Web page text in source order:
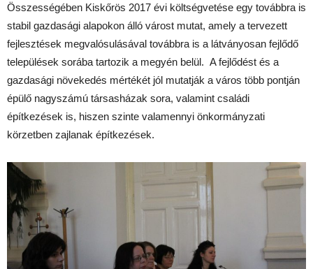
Összességében Kiskőrös 2017 évi költségvetése egy továbbra is
stabil gazdasági alapokon álló várost mutat, amely a tervezett
fejlesztések megvalósulásával továbbra is a látványosan fejlődő
települések sorába tartozik a megyén belül. A fejlődést és a
gazdasági növekedés mértékét jól mutatják a város több pontján
épülő nagyszámú társasházak sora, valamint családi
építkezések is, hiszen szinte valamennyi önkormányzati
körzetben zajlanak építkezések.